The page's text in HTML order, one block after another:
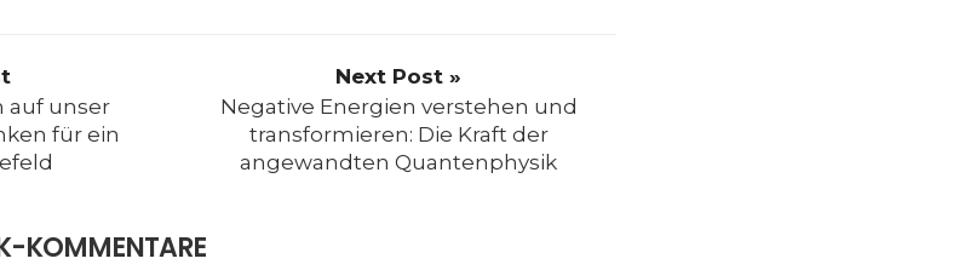
auf unser
für ein
Next Post »
Negative Energien verstehen und
transformieren: Die Kraft der
angewandten Quantenphysik
KOMMENTARE